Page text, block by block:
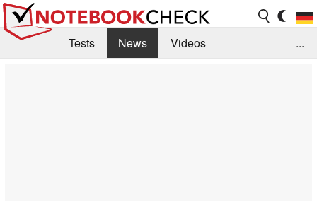
Tests News
Videos
...